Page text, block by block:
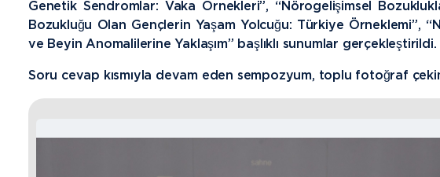
Genetik Sendromlar: Vaka Örnekleri”, “Nörogelişimsel
Bozukluğu Olan Gençlerin Yaşam Yolcuğu: Türkiye Örneklemi”,
ve Beyin Anomalilerine Yaklaşım” başlıklı sunumlar gerçekleştirildi.
Soru cevap kısmıyla devam eden sempozyum, toplu fotoğraf